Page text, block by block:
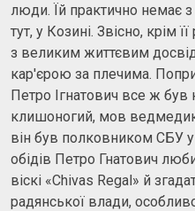
люди. Їй практично немає
тут, у Козині. Звісно, крім
з великим життєвим
кар'єрою за плечима.
Петро Ігнатович все ж був
клишоногий, мов
він був полковником СБУ у
обідів Петро Гнатович
віскі «Chivas Regal» й
радянської влади,